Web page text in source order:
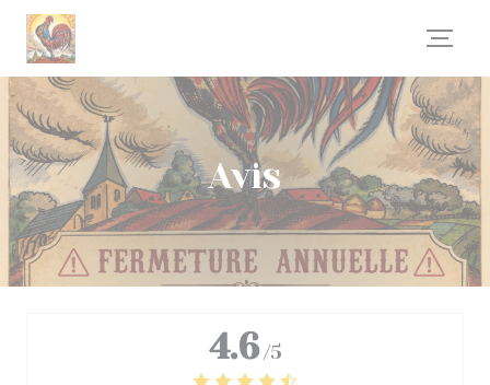
Personnalisation de vos choix en matière de cookies
Avis
4.6 /5